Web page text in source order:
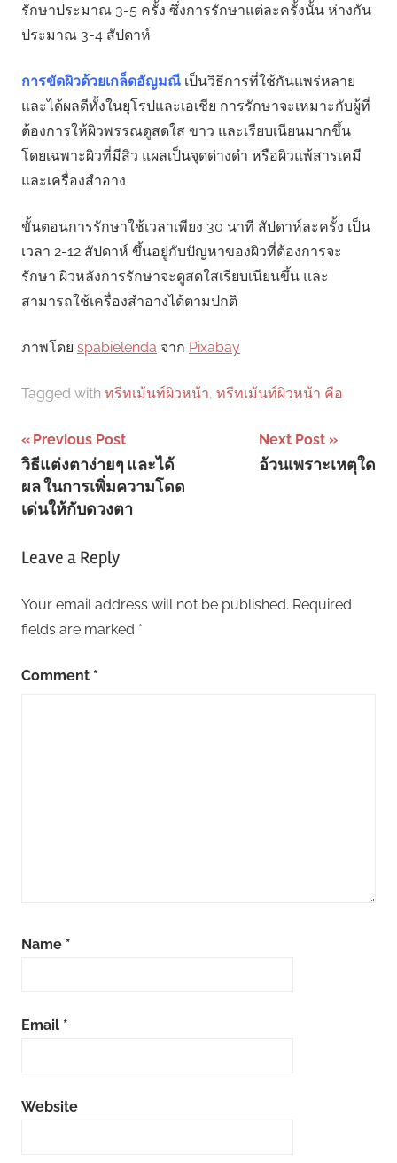
รักษาประมาณ 3-5 ครั้ง ซึ่งการรักษาแต่ละครั้งนั้น ห่างกัน
ประมาณ 3-4 สัปดาห์
การขัดผิวด้วยเกล็ดอัญมณี เป็นวิธีการที่ใช้กันแพร่หลาย
และได้ผลดีทั้งในยุโรปและเอเชีย การรักษาจะเหมาะกับผู้ที่
ต้องการให้ผิวพรรณดูสดใส ขาว และเรียบเนียนมากขึ้น
โดยเฉพาะผิวที่มีสิว แผลเป็นจุดด่างดำ หรือผิวแพ้สารเคมี
และเครื่องสำอาง
ขั้นตอนการรักษาใช้เวลาเพียง 30 นาที สัปดาห์ละครั้ง เป็น
เวลา 2-12 สัปดาห์ ขึ้นอยู่กับปัญหาของผิวที่ต้องการจะ
รักษา ผิวหลังการรักษาจะดูสดใสเรียบเนียนขึ้น และ
สามารถใช้เครื่องสำอางได้ตามปกติ
ภาพโดย spabielenda จาก Pixabay
Tagged with ทรีทเม้นท์ผิวหน้า, ทรีทเม้นท์ผิวหน้า คือ
Post
navigation
Previous Post
วิธีแต่งตาง่ายๆ และได้
ผล ในการเพิ่มความโดด
เด่นให้กับดวงตา
Next Post
อ้วนเพราะเหตุใด
Leave a Reply
Your email address will not be published. Required
fields are marked *
Comment *
Name *
Email *
Website